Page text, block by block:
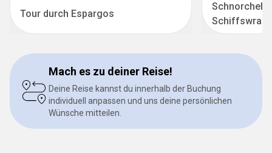
Tour durch Espargos
Mach es zu deiner Reise!
Deine Reise kannst du innerhalb der Buchung
individuell anpassen und uns deine persönlichen
Wünsche mitteilen.